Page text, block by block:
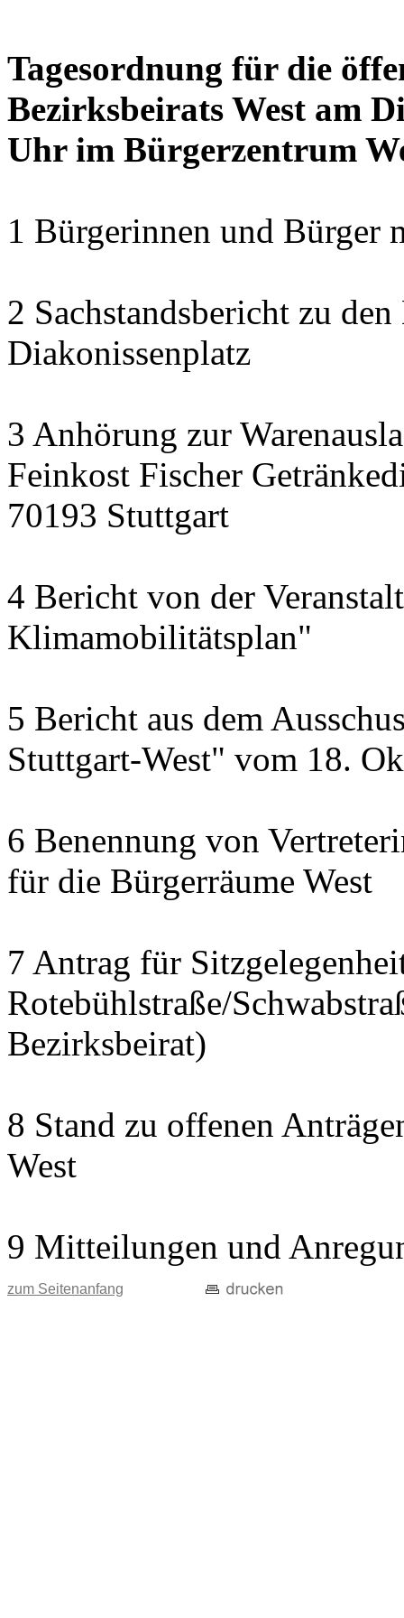
Tagesordnung für die
Bezirksbeirats West am
Uhr im Bürgerzentrum
1 Bürgerinnen und Bürger
2 Sachstandsbericht zu
Diakonissenplatz
3 Anhörung zur
Feinkost Fischer
70193 Stuttgart
4 Bericht von der
Klimamobilitätsplan"
5 Bericht aus dem
Stuttgart-West" vom 18.
6 Benennung von
für die Bürgerräume West
7 Antrag für
Rotebühlstraße/
Bezirksbeirat)
8 Stand zu offenen
West
9 Mitteilungen und
zum Seitenanfang